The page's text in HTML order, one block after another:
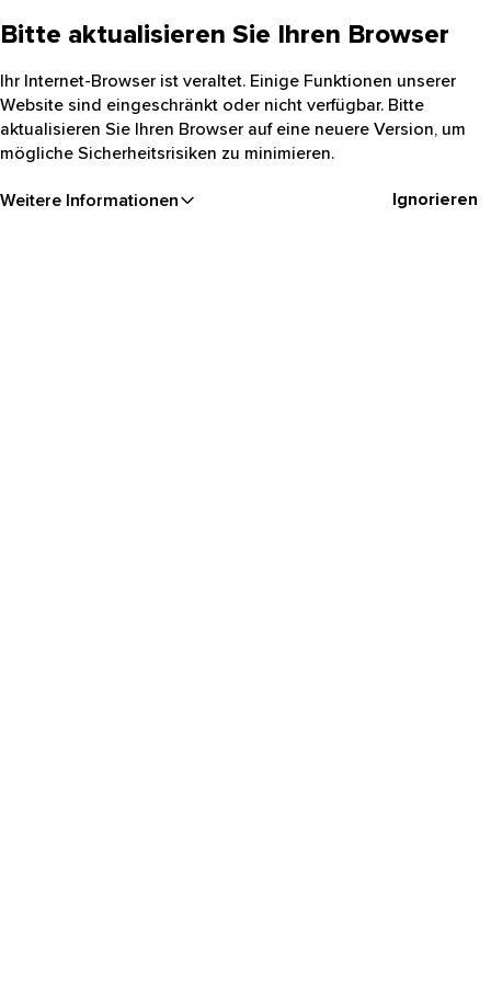
Bitte aktualisieren Sie Ihren Browser
Ihr Internet-Browser ist veraltet. Einige Funktionen unserer
Website sind eingeschränkt oder nicht verfügbar. Bitte
aktualisieren Sie Ihren Browser auf eine neuere Version, um
mögliche Sicherheitsrisiken zu minimieren.
Weitere Informationen Ignorieren